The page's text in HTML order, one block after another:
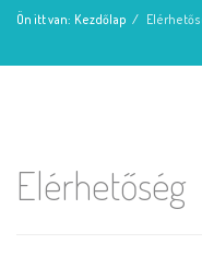
Ön itt van: Kezdőlap
Elérhetőség